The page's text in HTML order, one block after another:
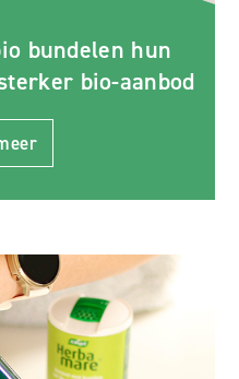
bundelen hun
bio-aanbod